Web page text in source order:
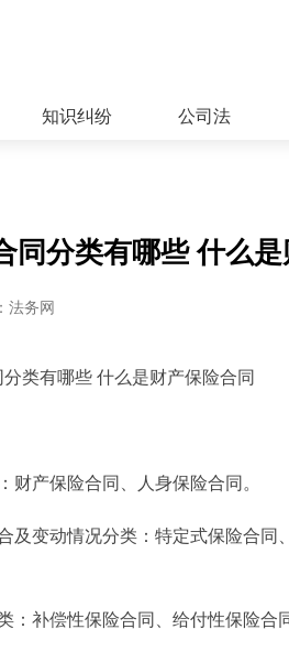
知识纠纷 公司法
同分类有哪些 什么
法务网
类有哪些 什么是财产保险合同
财产保险合同、人身保险合同。
及变动情况分类：特定式保险合
：补偿性保险合同、给付性保险合